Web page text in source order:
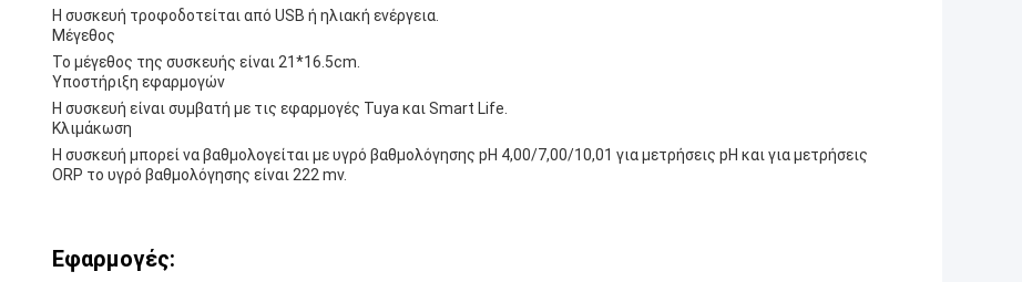
Η συσκευή τροφοδοτείται από USB ή ηλιακή ενέργεια.
Μέγεθος
Το μέγεθος της συσκευής είναι 21*16.5cm.
Υποστήριξη εφαρμογών
Η συσκευή είναι συμβατή με τις εφαρμογές Tuya και Smart Life.
Κλιμάκωση
Η συσκευή μπορεί να βαθμολογείται με υγρό βαθμολόγησης pH 4,00/7,00/10,01 για μετρήσεις pH και για μετρήσεις
ORP το υγρό βαθμολόγησης είναι 222 mv.
Εφαρμογές: